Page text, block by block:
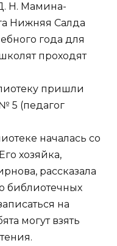
Н. Мамина-
Нижняя Салда
года для
проходят
пришли
5 (педагог
началась со
хозяйка,
рассказала
библиотечных
на
могут взять